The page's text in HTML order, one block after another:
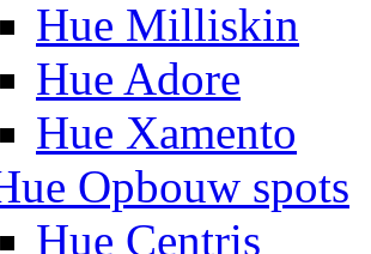
Hue Milliskin
Hue Adore
Hue Xamento
Opbouw spots
Hue Centris